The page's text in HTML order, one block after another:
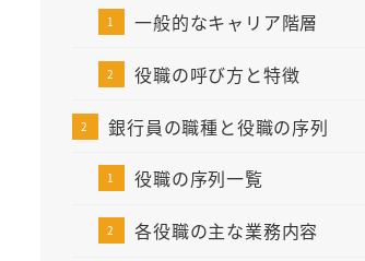
一般的なキャリア階層
役職の呼び方と特徴
銀行員の職種と役職の序列
役職の序列一覧
各役職の主な業務内容